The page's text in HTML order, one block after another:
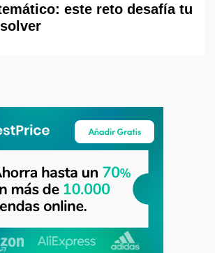
este reto desafía tu